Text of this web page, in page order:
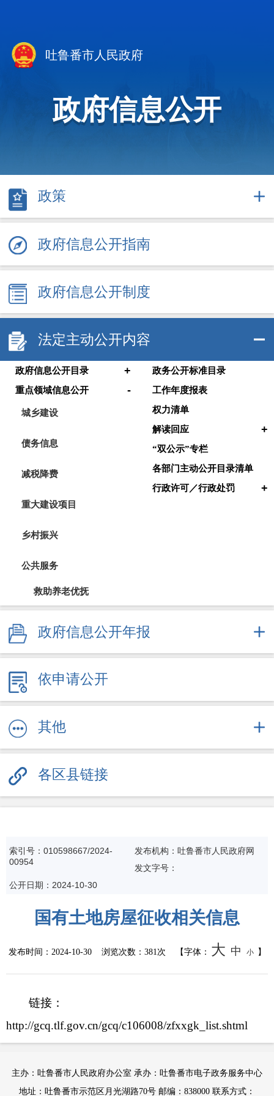
吐鲁番市人民政府
政府信息公开
政策
政府信息公开指南
政府信息公开制度
法定主动公开内容
政府信息公开目录 +
政务公开标准目录
重点领域信息公开
-
城乡建设
债务信息
减税降费
重大建设项目
乡村振兴
公共服务
救助养老优抚
医疗卫生（疫情防控）
文体旅游
其他服务信息
公共企事业信息
生产安全
价格和收费
自然资源
应急管理
工作年度报表
权力清单
解读回应
+
“双公示”专栏
各部门主动公开目录清单
行政许可／行政处罚
+
政府信息公开年报
依申请公开
其他
各区县链接
索引号：010598667/2024-
00954
发布机构：吐鲁番市人民政府网
发文字号：
公开日期：2024-10-30
国有土地房屋征收相关信息
发布时间： 2024-10-30浏览次数： 381次 【字体： 大 中 小 】
链接：
http://gcq.tlf.gov.cn/gcq/c106008/zfxxgk_list.shtml
主办：吐鲁番市人民政府办公室 承办：吐鲁番市电子政务服务中心
地址：吐鲁番市示范区月光湖路70号 邮编：838000 联系方式：